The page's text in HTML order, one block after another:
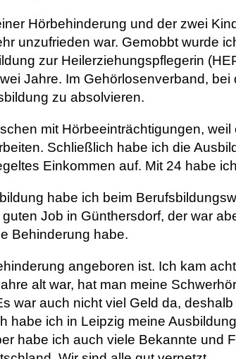
Hörbehinderung und der zwei
unzufrieden war. Gemobbt wurde
zur Heilerziehungspflegerin
Jahre. Im Gehörlosenverband,
zu absolvieren.
mit Hörbeeinträchtigungen,
Schließlich habe ich die
Einkommen auf. Mit 24 habe
habe ich beim
Job in Günthersdorf, der war
Behinderung habe.
angeboren ist. Ich kam
alt war, hat man meine
war auch nicht viel Geld da,
habe ich in Leipzig meine
habe ich auch viele Bekannte und